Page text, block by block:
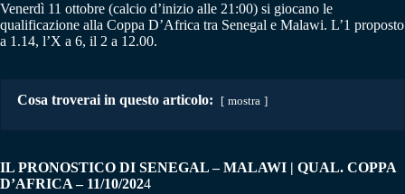
Venerdì 11 ottobre (calcio d’inizio alle 21:00) si giocano le
qualificazione alla Coppa D’Africa tra Senegal e Malawi. L’1 proposto
a 1.14, l’X a 6, il 2 a 12.00.
Cosa troverai in questo articolo: mostra
IL PRONOSTICO DI SENEGAL – MALAWI | QUAL. COPPA
D’AFRICA – 11/10/2024